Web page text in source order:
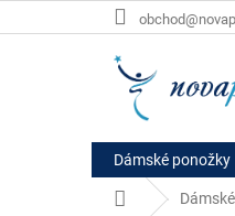
na
Dámské ponožky
Domů